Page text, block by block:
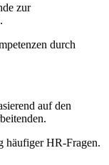
zur
durch
auf den
häufiger HR-Fragen.